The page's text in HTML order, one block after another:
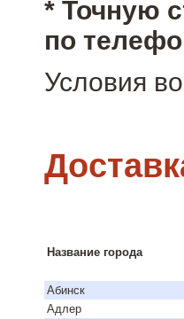
* Точную
по
Условия
Название города
Абинск
Адлер